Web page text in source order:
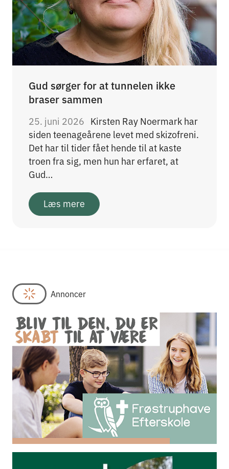
Gud sørger for at tunnelen ikke
braser sammen
25. juni 2026 Kirsten Ray Noermark har
siden teenageårene levet med skizofreni.
Det har til tider fået hende til at kaste
troen fra sig, men hun har erfaret, at
Gud…
Læs mere
Annoncer